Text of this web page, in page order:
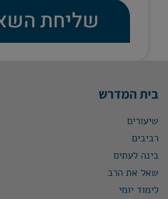
שליחת
בית המדרש
שיעורים
רביבים
בינה לעתים
שאל את הרב
לימוד יומי